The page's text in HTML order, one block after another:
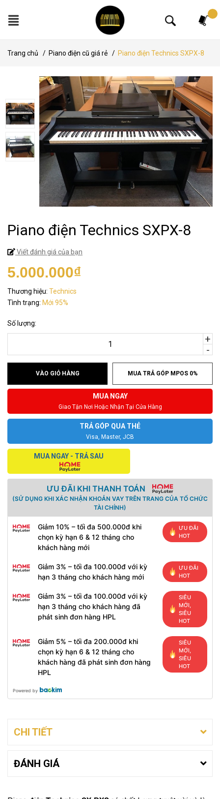
Trang chủ / Piano điện cũ giá rẻ / Piano điện Technics SXPX-8
Piano điện Technics SXPX-8
Viết đánh giá của bạn
5.000.000₫
Thương hiệu: Technics
Tình trạng: Mới 95%
Số lượng:
-
+
VÀO GIỎ HÀNG MUA TRẢ GÓP MPOS 0%
MUA NGAY
Giao Tận Nơi Hoặc Nhận Tại Cửa Hàng
TRẢ GÓP QUA THẺ
Visa, Master, JCB
MUA NGAY - TRẢ SAU
ƯU ĐÃI KHI THANH TOÁN
(SỬ DỤNG KHI XÁC NHẬN KHOẢN VAY TRÊN TRANG CỦA TỔ CHỨC
TÀI CHÍNH)
Giảm 10% – tối đa 500.000đ khi
chọn kỳ hạn 6 & 12 tháng cho
khách hàng mới
ƯU ĐÃI
HOT
Giảm 3% – tối đa 100.000đ với kỳ
hạn 3 tháng cho khách hàng mới
ƯU ĐÃI
HOT
Giảm 3% – tối đa 100.000đ với kỳ
hạn 3 tháng cho khách hàng đã
phát sinh đơn hàng HPL
SIÊU
MỚI,
SIÊU
HOT
Giảm 5% – tối đa 200.000đ khi
chọn kỳ hạn 6 & 12 tháng cho
khách hàng đã phát sinh đơn hàng
HPL
SIÊU
MỚI,
SIÊU
HOT
Powered by
CHI TIẾT
ĐÁNH GIÁ